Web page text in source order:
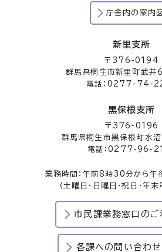
庁舎内の案内図
新里支所
〒376-0194
群馬県桐生市新里町武井
電話：0277-74-
黒保根支所
〒376-0196
群馬県桐生市黒保根町水
電話：0277-96-
業務時間：午前8時30分から
（土曜日・日曜日・祝日・年末
市民課業務窓口のご
各課への問い合わせ